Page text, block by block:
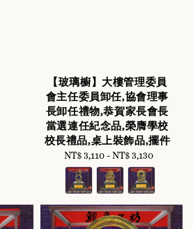
【玻璃櫥】大樓管理委員
會主任委員卸任,協會理事
長卸任禮物,恭賀家長會長
當選連任紀念品,榮膺學校
校長禮品,桌上裝飾品,擺件
Regular
price
NT$ 3,110 -NT$ 3,130